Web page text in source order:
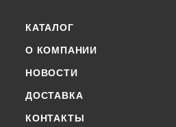
КАТАЛОГ
О КОМПАНИИ
НОВОСТИ
ДОСТАВКА
КОНТАКТЫ